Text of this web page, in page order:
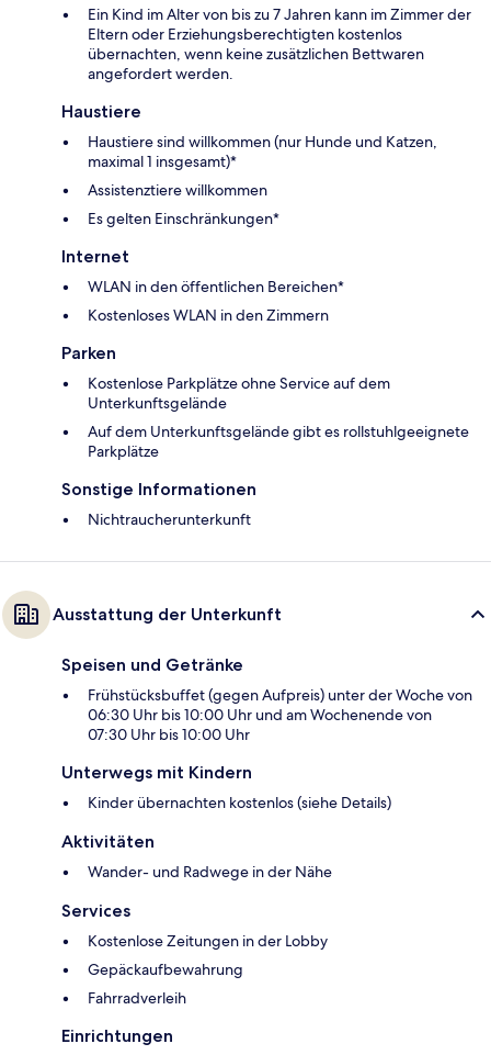
Ein Kind im Alter von bis zu 7 Jahren kann im Zimmer der
Eltern oder Erziehungsberechtigten kostenlos
übernachten, wenn keine zusätzlichen Bettwaren
angefordert werden.
Haustiere
Haustiere sind willkommen (nur Hunde und Katzen,
maximal 1 insgesamt)*
Assistenztiere willkommen
Es gelten Einschränkungen*
Internet
WLAN in den öffentlichen Bereichen*
Kostenloses WLAN in den Zimmern
Parken
Kostenlose Parkplätze ohne Service auf dem
Unterkunftsgelände
Auf dem Unterkunftsgelände gibt es rollstuhlgeeignete
Parkplätze
Sonstige Informationen
Nichtraucherunterkunft
Ausstattung der Unterkunft
Speisen und Getränke
Frühstücksbuffet (gegen Aufpreis) unter der Woche von
06:30 Uhr bis 10:00 Uhr und am Wochenende von
07:30 Uhr bis 10:00 Uhr
Unterwegs mit Kindern
Kinder übernachten kostenlos (siehe Details)
Aktivitäten
Wander- und Radwege in der Nähe
Services
Kostenlose Zeitungen in der Lobby
Gepäckaufbewahrung
Fahrradverleih
Einrichtungen